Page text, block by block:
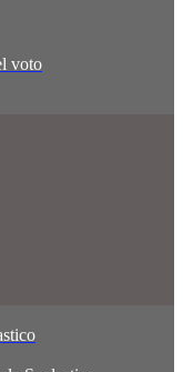
voto